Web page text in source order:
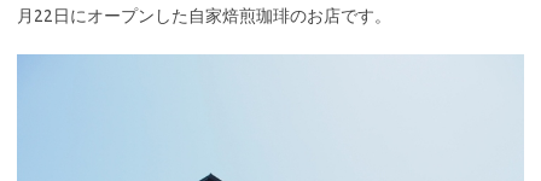
月22日にオープンした自家焙煎珈琲のお店です。